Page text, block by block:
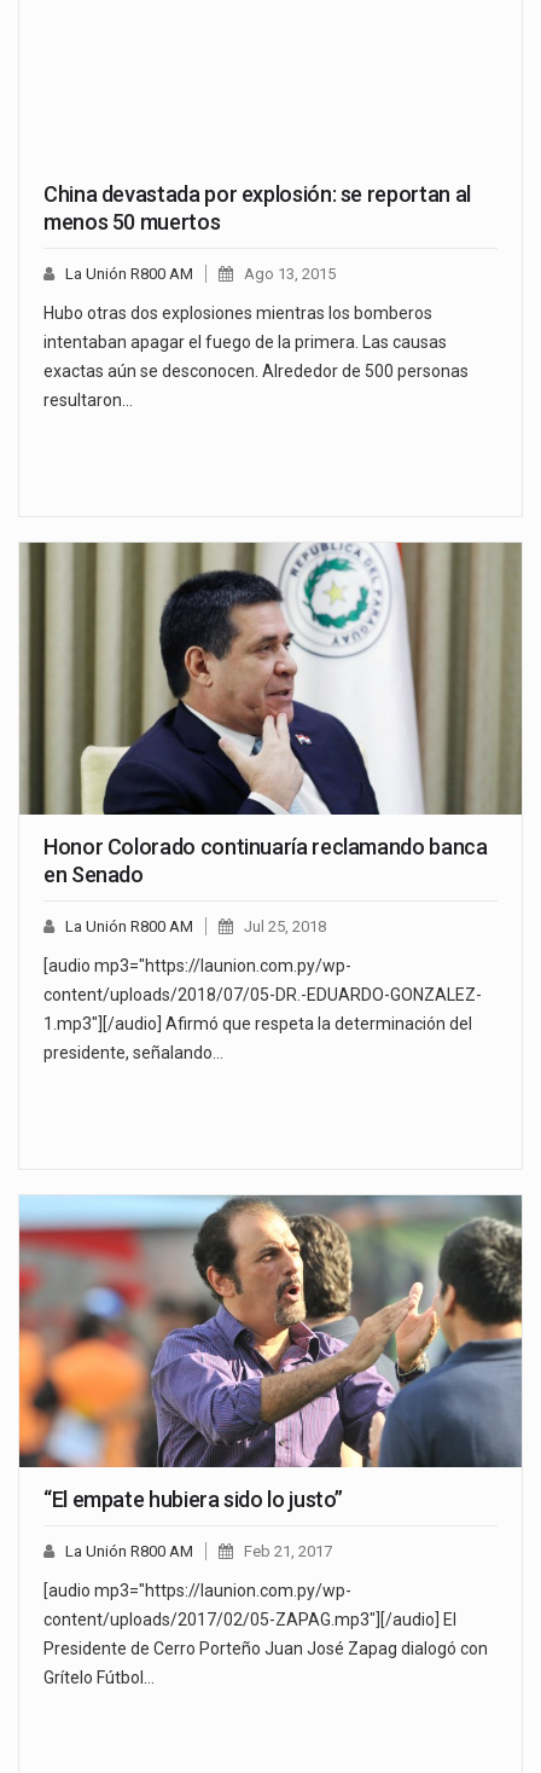
China devastada por explosión: se reportan al
menos 50 muertos
La Unión R800 AM Ago 13, 2015
Hubo otras dos explosiones mientras los bomberos
intentaban apagar el fuego de la primera. Las causas
exactas aún se desconocen. Alrededor de 500 personas
resultaron…
Honor Colorado continuaría reclamando banca
en Senado
La Unión R800 AM Jul 25, 2018
[audio mp3="https://launion.com.py/wp-
content/uploads/2018/07/05-DR.-EDUARDO-GONZALEZ-
1.mp3"][/audio] Afirmó que respeta la determinación del
presidente, señalando…
“El empate hubiera sido lo justo”
La Unión R800 AM Feb 21, 2017
[audio mp3="https://launion.com.py/wp-
content/uploads/2017/02/05-ZAPAG.mp3"][/audio] El
Presidente de Cerro Porteño Juan José Zapag dialogó con
Grítelo Fútbol…